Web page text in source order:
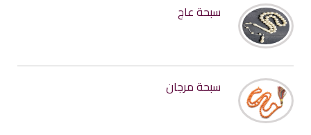
سبحة عاج
سبحة مرجان